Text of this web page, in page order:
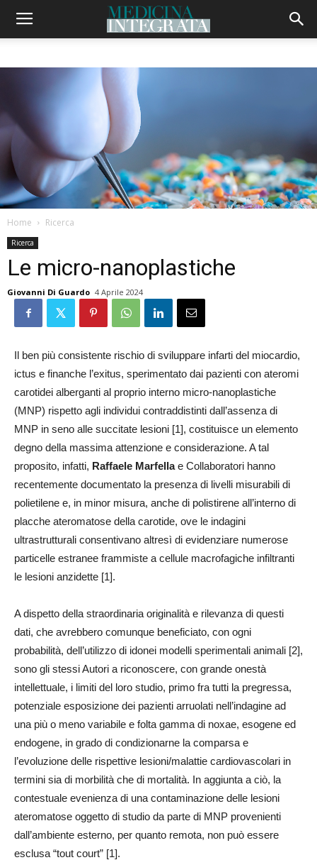
Home Ricerca
Ricerca
Le micro-nanoplastiche
Giovanni Di Guardo 4 Aprile 2024
Il ben più consistente rischio di sviluppare infarti del miocardio,
ictus e finanche l’exitus, sperimentato dai pazienti con ateromi
carotidei alberganti al proprio interno micro-nanoplastiche
(MNP) rispetto agli individui contraddistinti dall’assenza di
MNP in seno alle succitate lesioni [1], costituisce un elemento
degno della massima attenzione e considerazione. A tal
proposito, infatti, Raffaele Marfellae Collaboratori hanno
recentemente documentato la presenza di livelli misurabili di
polietilene e, in minor misura, anche di polistirene all’interno di
placche ateromatose della carotide, ove le indagini
ultrastrutturali consentivano altresì di evidenziare numerose
particelle estranee frammiste a cellule macrofagiche infiltranti
le lesioni anzidette [1].
A dispetto della straordinaria originalità e rilevanza di questi
dati, che avrebbero comunque beneficiato, con ogni
probabilità, dell’utilizzo di idonei modelli sperimentali animali [2],
sono gli stessi Autori a riconoscere, con grande onestà
intellettuale, i limiti del loro studio, primo fra tutti la pregressa,
potenziale esposizione dei pazienti arruolati nell’indagine ad
una più o meno variabile e folta gamma di noxae, esogene ed
endogene, in grado di condizionarne la comparsa e
l’evoluzione delle rispettive lesioni/malattie cardiovascolari in
termini sia di morbilità che di mortalità. In aggiunta a ciò, la
contestuale evenienza di una contaminazione delle lesioni
ateromatose oggetto di studio da parte di MNP provenienti
dall’ambiente esterno, per quanto remota, non può essere
esclusa “tout court” [1].